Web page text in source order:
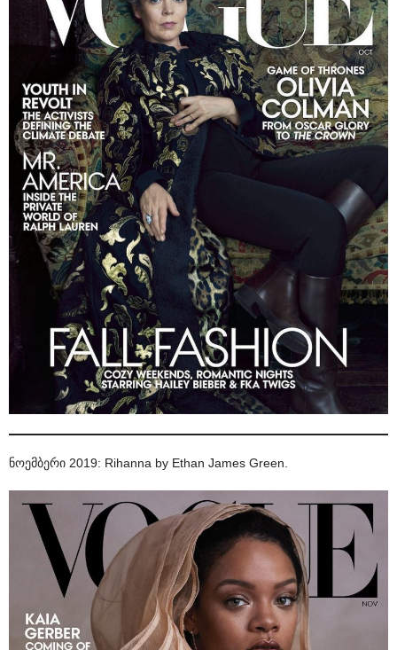
ნოემბერი 2019: Rihanna by Ethan James Green.